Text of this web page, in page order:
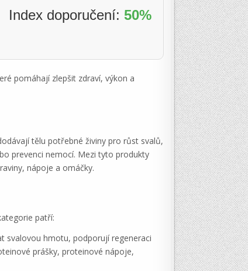
Index doporučení: 50%
pomáhají zlepšit zdraví, výkon a
tělu potřebné živiny pro růst svalů,
prevenci nemocí. Mezi tyto produkty
nápoje a omáčky.
patří:
svalovou hmotu, podporují regeneraci
prášky, proteinové nápoje,